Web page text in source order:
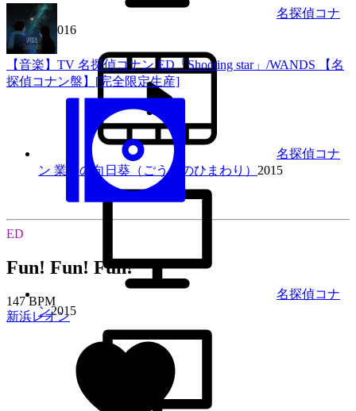
名探偵コナ
ン2016
名探偵コナ
ン 業火の向日葵（ごうかのひまわり） 2015
名探偵コナ
ン2015
【音楽】TV 名探偵コナン ED「Shooting star」/WANDS 【名
探偵コナン盤】[完全限定生産]
ED
Fun! Fun! Fun!
147 BPM
新浜レオン